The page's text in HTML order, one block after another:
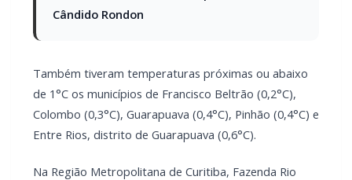
Também tiveram temperaturas próximas ou abaixo
de 1°C os municípios de Francisco Beltrão (0,2°C),
Entre Rios, distrito de Guarapuava (0,6°C).
Na Região Metropolitana de Curitiba, Fazenda Rio
Grande registrou 1,1°C, Lapa teve 1,5°C e Pinhais,